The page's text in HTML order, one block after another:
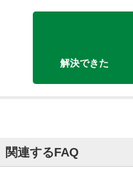
解決できた
関連するFAQ